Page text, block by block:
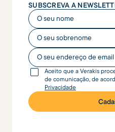
SUBSCREVA A
O seu nome
O seu nome
O seu endereço de email
Aceito que a Verakis
de comunicação, de
Privacidade